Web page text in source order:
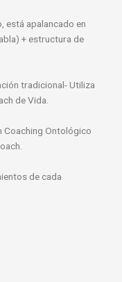
está apalancado en
+ estructura de
tradicional- Utiliza
de Vida.
Coaching Ontológico
de cada